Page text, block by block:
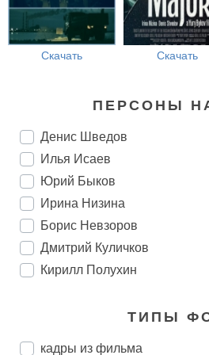
Скачать Скачать
ПЕРСОНЫ
Денис Шведов
Илья Исаев
Юрий Быков
Ирина Низина
Борис Невзоров
Дмитрий Куличков
Кирилл Полухин
ТИПЫ
кадры из фильма